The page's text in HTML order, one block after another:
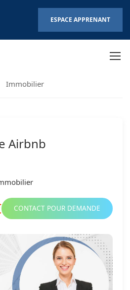
ESPACE APPRENANT
Immobilier
Airbnb
CONTACT POUR DEMANDE